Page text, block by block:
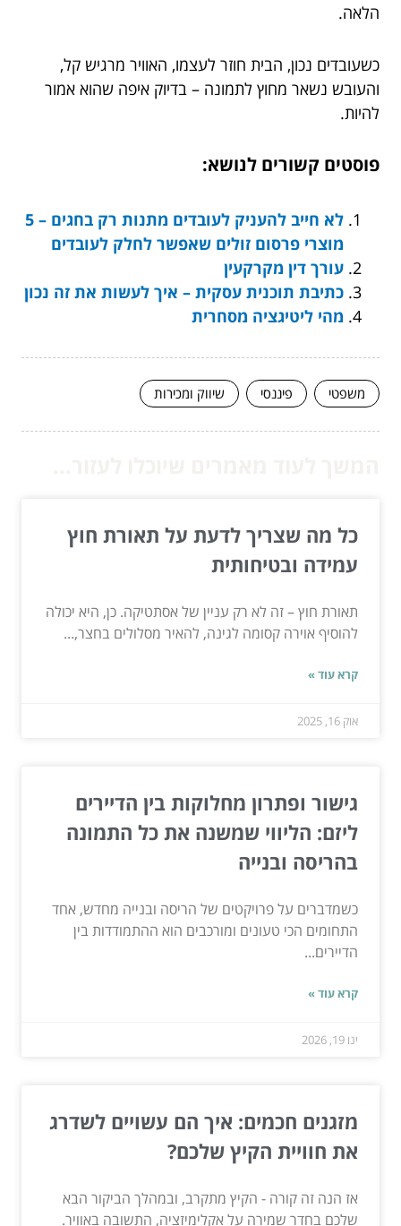
הלאה.
כשעובדים נכון, הבית חוזר לעצמו, האוויר מרגיש קל,
והעובש נשאר מחוץ לתמונה – בדיוק איפה שהוא אמור
להיות.
פוסטים קשורים לנושא:
לא חייב להעניק לעובדים מתנות רק בחגים – 5
מוצרי פרסום זולים שאפשר לחלק לעובדים
עורך דין מקרקעין
כתיבת תוכנית עסקית – איך לעשות את זה נכון
מהי ליטיגציה מסחרית
משפטי פיננסי שיווק ומכירות
כל מה שצריך לדעת על תאורת חוץ
עמידה ובטיחותית
תאורת חוץ – זה לא רק עניין של אסתטיקה. כן, היא יכולה
להוסיף אוירה קסומה לגינה, להאיר מסלולים בחצר,...
קרא עוד »
אוק 16, 2025
גישור ופתרון מחלוקות בין הדיירים
ליזם: הליווי שמשנה את כל התמונה
בהריסה ובנייה
כשמדברים על פרויקטים של הריסה ובנייה מחדש, אחד
התחומים הכי טעונים ומורכבים הוא ההתמודדות בין
הדיירים...
קרא עוד »
ינו 19, 2026
מזגנים חכמים: איך הם עשויים לשדרג
את חוויית הקיץ שלכם?
אז הנה זה קורה - הקיץ מתקרב, ובמהלך הביקור הבא
שלכם בחדר שמירה על אקלימיזציה, התשובה באוויר.